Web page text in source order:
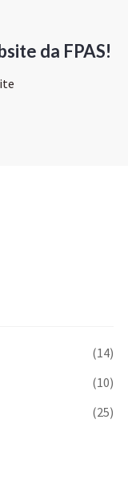
da FPAS!
(14)
(10)
(25)